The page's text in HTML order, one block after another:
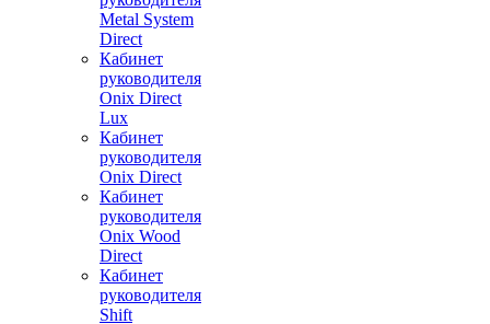
Metal System
Direct
Кабинет
руководителя
Onix Direct
Lux
Кабинет
руководителя
Onix Direct
Кабинет
руководителя
Onix Wood
Direct
Кабинет
руководителя
Shift